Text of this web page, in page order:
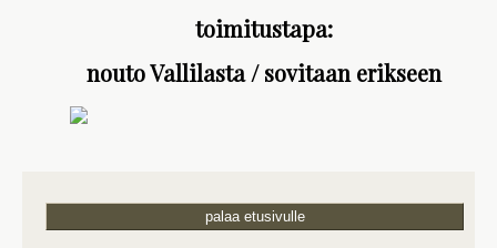
toimitustapa:
nouto Vallilasta / sovitaan erikseen
palaa etusivulle